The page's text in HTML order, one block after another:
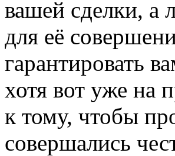
вашей сделки, а
для её
гарантировать
хотя вот уже на
к тому, чтобы
совершались